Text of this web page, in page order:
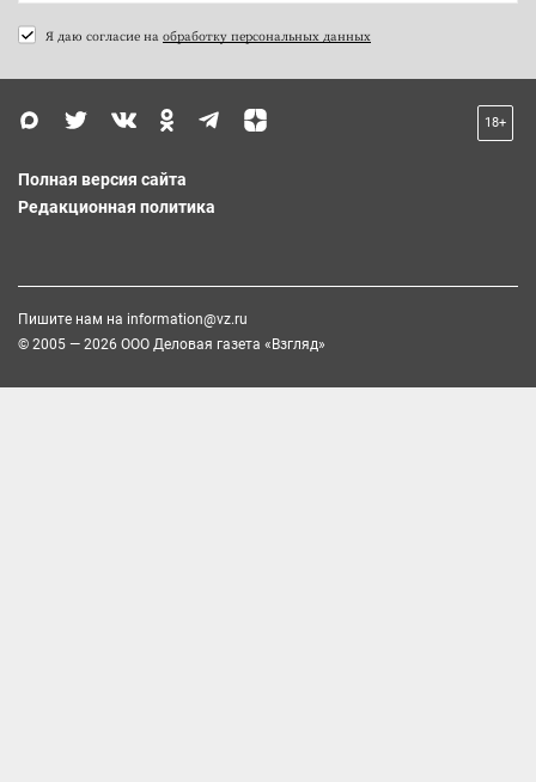
Я даю согласие на обработку персональных данных
18+
Полная версия сайта
Редакционная политика
Пишите нам на information@vz.ru
© 2005 — 2026 ООО Деловая газета «Взгляд»